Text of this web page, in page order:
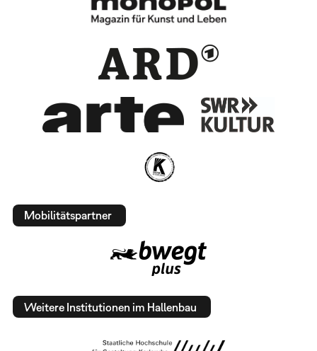
Mobilitätspartner
Weitere Institutionen im Hallenbau